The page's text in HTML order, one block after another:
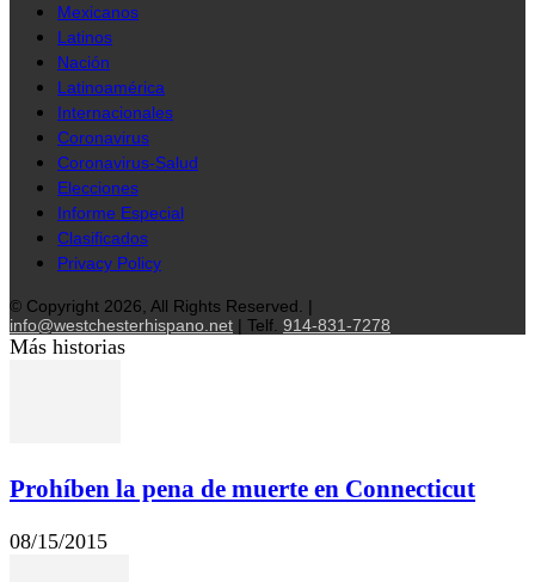
Mexicanos
Latinos
Nación
Latinoamérica
Internacionales
Coronavirus
Coronavirus-Salud
Elecciones
Informe Especial
Clasificados
Privacy Policy
© Copyright 2026, All Rights Reserved. |
info@westchesterhispano.net | Telf. 914-831-7278
Más historias
Prohíben la pena de muerte en Connecticut
08/15/2015